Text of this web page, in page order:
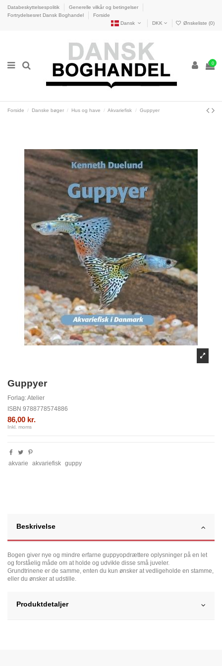
Databeskyttelsespolitik
Generelle vilkår og betingelser
Fortrydelsesret Dansk Boghandel
Forside
Dansk
DKK Ønskeliste (0)
0
Forside Danske bøger Hus og have Akvariefisk Guppyer
Guppyer
Forlag:Atelier
ISBN 9788778574886
86,00 kr.
Inkl. moms
akvarie akvariefisk guppy
Beskrivelse
Bogen giver nye og mindre erfarne guppyopdrættere oplysninger på en let
og forståelig måde om at holde og udvikle disse små juveler.
Grundtrinene er de samme, enten du kun ønsker at vedligeholde en stamme,
eller du ønsker at udstille.
Produktdetaljer